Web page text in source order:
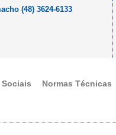
(48) 3624-6133
Sociais Normas Técnicas